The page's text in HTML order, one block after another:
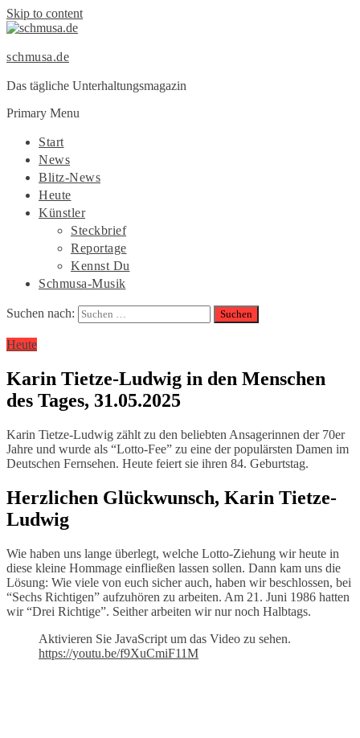
Skip to content
schmusa.de
Das tägliche Unterhaltungsmagazin
Primary Menu
Start
News
Blitz-News
Heute
Künstler
Steckbrief
Reportage
Kennst Du
Schmusa-Musik
Suchen nach:
Heute
Karin Tietze-Ludwig in den Menschen
des Tages, 31.05.2025
Karin Tietze-Ludwig zählt zu den beliebten Ansagerinnen der 70er
Jahre und wurde als “Lotto-Fee” zu eine der populärsten Damen im
Deutschen Fernsehen. Heute feiert sie ihren 84. Geburtstag.
Herzlichen Glückwunsch, Karin Tietze-
Ludwig
Wie haben uns lange überlegt, welche Lotto-Ziehung wir heute in
diese kleine Hommage einfließen lassen sollen. Dann kam uns die
Lösung: Wie viele von euch sicher auch, haben wir beschlossen, bei
“Sechs Richtigen” aufzuhören zu arbeiten. Am 21. Juni 1986 hatten
wir “Drei Richtige”. Seither arbeiten wir nur noch Halbtags.
Aktivieren Sie JavaScript um das Video zu sehen.
https://youtu.be/f9XuCmiF11M